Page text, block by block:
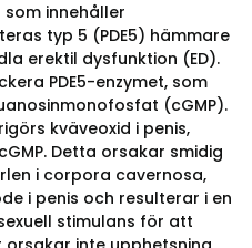
innehåller
typ 5 (PDE5) hämmare
erektil dysfunktion (ED).
PDE5-enzymet, som
(cGMP).
kväveoxid i penis,
Detta orsakar smidig
i corpora cavernosa,
i penis och resulterar i en
stimulans för att